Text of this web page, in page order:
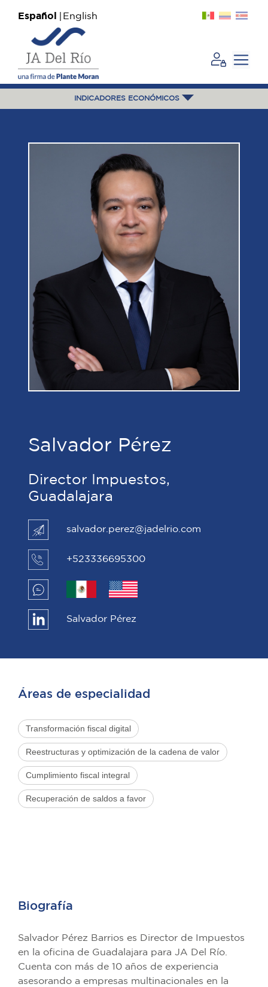
Español English
INDICADORES ECONÓMICOS
Salvador Pérez
Director Impuestos,
Guadalajara
salvador.perez@jadelrio.com
+523336695300
Salvador Pérez
Áreas de especialidad
Transformación fiscal digital
Reestructuras y optimización de la cadena de valor
Cumplimiento fiscal integral
Recuperación de saldos a favor
Biografía
Salvador Pérez Barrios es Director de Impuestos
en la oficina de Guadalajara para JA Del Río.
Cuenta con más de 10 años de experiencia
asesorando a empresas multinacionales en la